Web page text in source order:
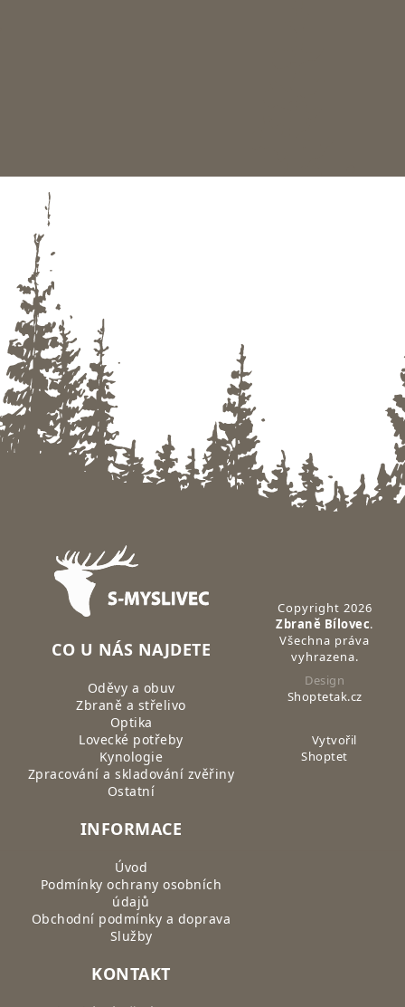
Zápatí
CO U NÁS NAJDETE
Oděvy a obuv
Zbraně a střelivo
Optika
Lovecké potřeby
Kynologie
Zpracování a skladování zvěřiny
Ostatní
INFORMACE
Úvod
Podmínky ochrany osobních
údajů
Obchodní podmínky a doprava
Služby
KONTAKT
Copyright 2026
Zbraně Bílovec.
Všechna práva
vyhrazena.
Design
Shoptetak.cz
Vytvořil
Shoptet